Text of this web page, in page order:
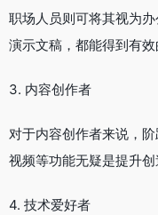
职场人员则可将其视为
演示文稿，都能得到有效
3. 内容创作者
对于内容创作者来说，
视频等功能无疑是提升创
4. 技术爱好者